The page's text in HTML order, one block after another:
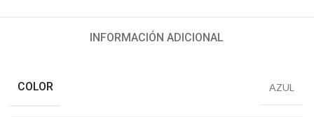
INFORMACIÓN ADICIONAL
COLOR AZUL